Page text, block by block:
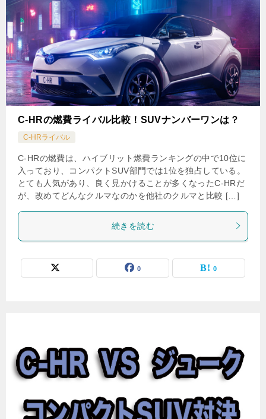
C-HRの燃費ライバル比較！SUVナンバーワンは？
C-HRライバル
C-HRの燃費は、ハイブリット燃費ランキングの中で10位に
入っており、コンパクトSUV部門では1位を独占している。
とても人気があり、良く見かけることが多くなったC-HRだ
が、改めてどんなクルマなのかを他社のクルマと比較 […]
続きを読む
0 0